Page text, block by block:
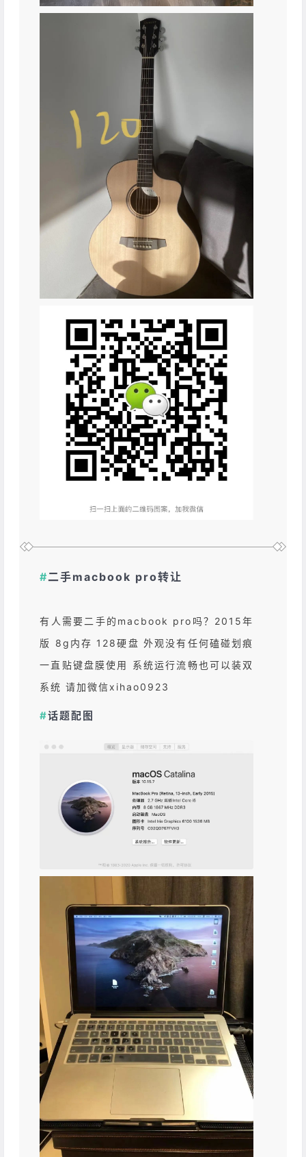
#二手macbook pro转让
有人需要二手的macbook pro吗？2015年
版 8g内存 128硬盘 外观没有任何磕碰划痕
一直贴键盘膜使用 系统运行流畅也可以装双
系统 请加微信xihao0923
#话题配图